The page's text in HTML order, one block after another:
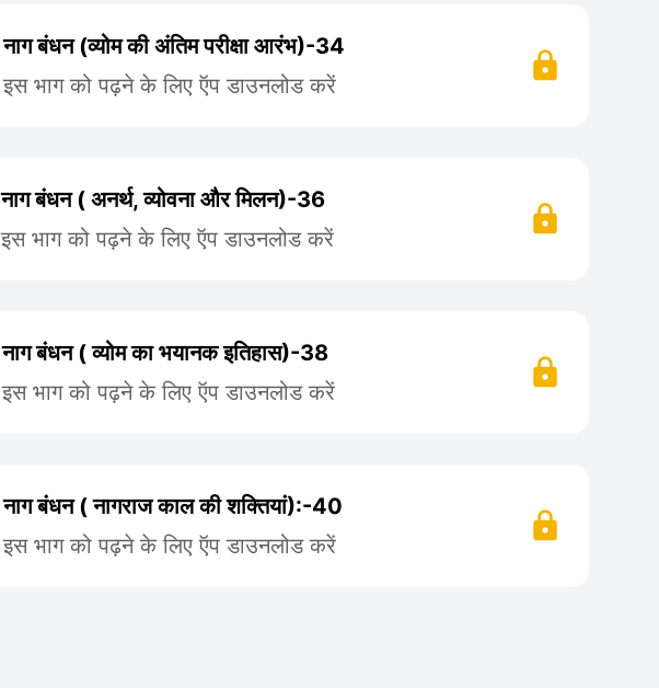
नाग बंधन (व्योम की अंतिम परीक्षा आरंभ)-34
इस भाग को पढ़ने के लिए ऍप डाउनलोड करें
नाग बंधन ( अनर्थ, व्योवना और मिलन)-36
इस भाग को पढ़ने के लिए ऍप डाउनलोड करें
नाग बंधन ( व्योम का भयानक इतिहास)-38
इस भाग को पढ़ने के लिए ऍप डाउनलोड करें
नाग बंधन ( नागराज काल की शक्तियां):-40
इस भाग को पढ़ने के लिए ऍप डाउनलोड करें